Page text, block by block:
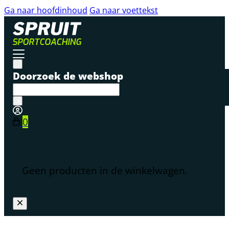
Ga naar hoofdinhoud Ga naar voettekst
Doorzoek de webshop
0
Geen producten in de winkelwagen.